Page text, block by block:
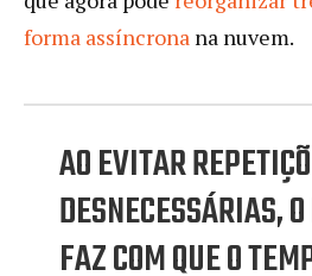
forma assíncrona na nuvem.
AO EVITAR
DESNECESSÁRIAS,
FAZ COM QUE O